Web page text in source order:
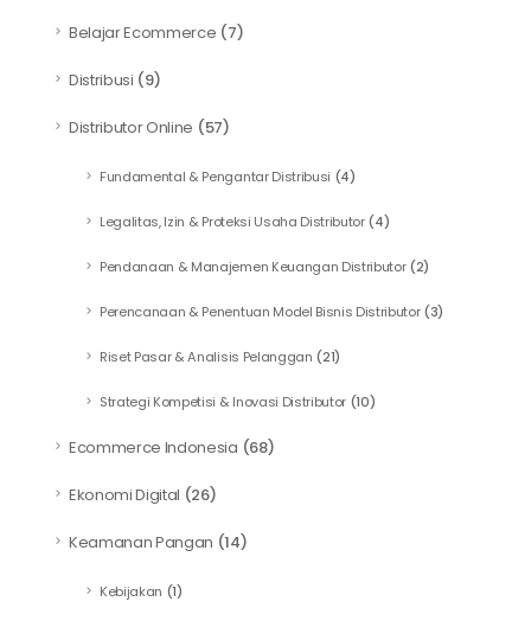
Belajar Ecommerce (7)
Distribusi (9)
Distributor Online (57)
Fundamental & Pengantar Distribusi (4)
Legalitas, Izin & Proteksi Usaha Distributor(4)
Pendanaan & Manajemen Keuangan Distributor(2)
Perencanaan & Penentuan Model Bisnis Distributor(3)
Riset Pasar & Analisis Pelanggan (21)
Strategi Kompetisi & Inovasi Distributor (10)
Ecommerce Indonesia (68)
Ekonomi Digital (26)
Keamanan Pangan (14)
Kebijakan (1)